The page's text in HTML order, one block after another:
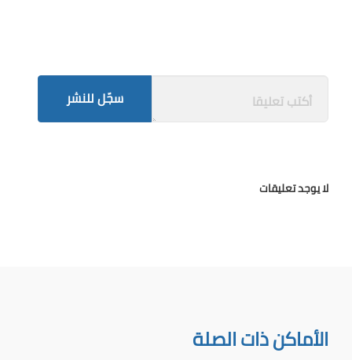
سجّل للنشر
لا يوجد تعليقات
الأماكن ذات الصلة